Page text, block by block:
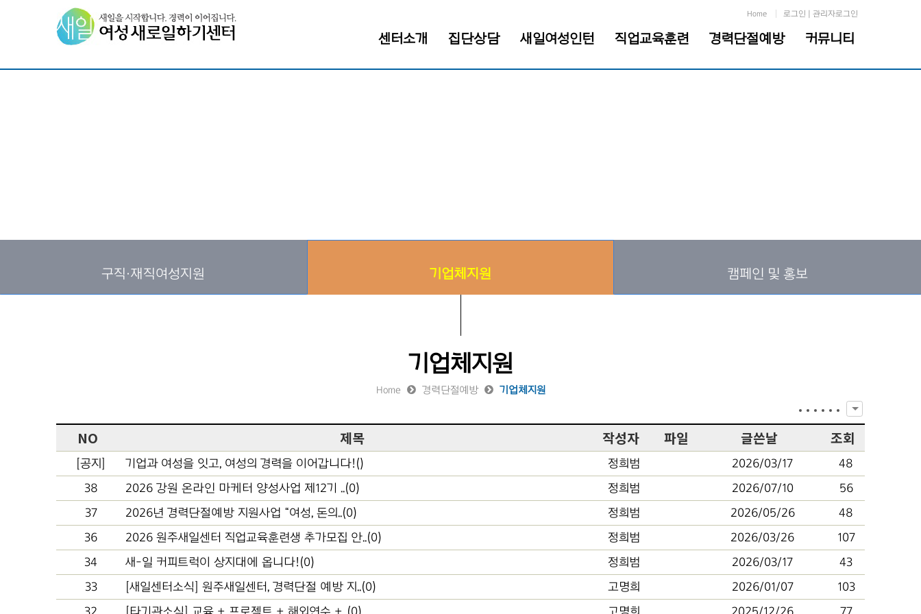
Home 로그인 관리자로그인
센터소개 집단상담 새일여성인턴 직업교육훈련 경력단절예방 커뮤니티
구직·재직여성지원 기업체지원 캠페인 및 홍보
기업체지원
Home 경력단절예방 기업체지원
NO 제목 작성자 파일 글쓴날 조회
[공지] 기업과 여성을 잇고, 여성의 경력을 이어갑니다!() 정희범 2026/03/17
48
38
2026 강원 온라인 마케터 양성사업 제12기 ..(0) 정희범 2026/07/10
56
37
2026년 경력단절예방 지원사업 “여성, 돈의..(0) 정희범 2026/05/26
48
36
2026 원주새일센터 직업교육훈련생 추가모집 안..(0) 정희범 2026/03/26
107
34
새-일 커피트럭이 상지대에 옵니다!(0) 정희범 2026/03/17
43
33
[새일센터소식] 원주새일센터, 경력단절 예방 지..(0) 고명희 2026/01/07
103